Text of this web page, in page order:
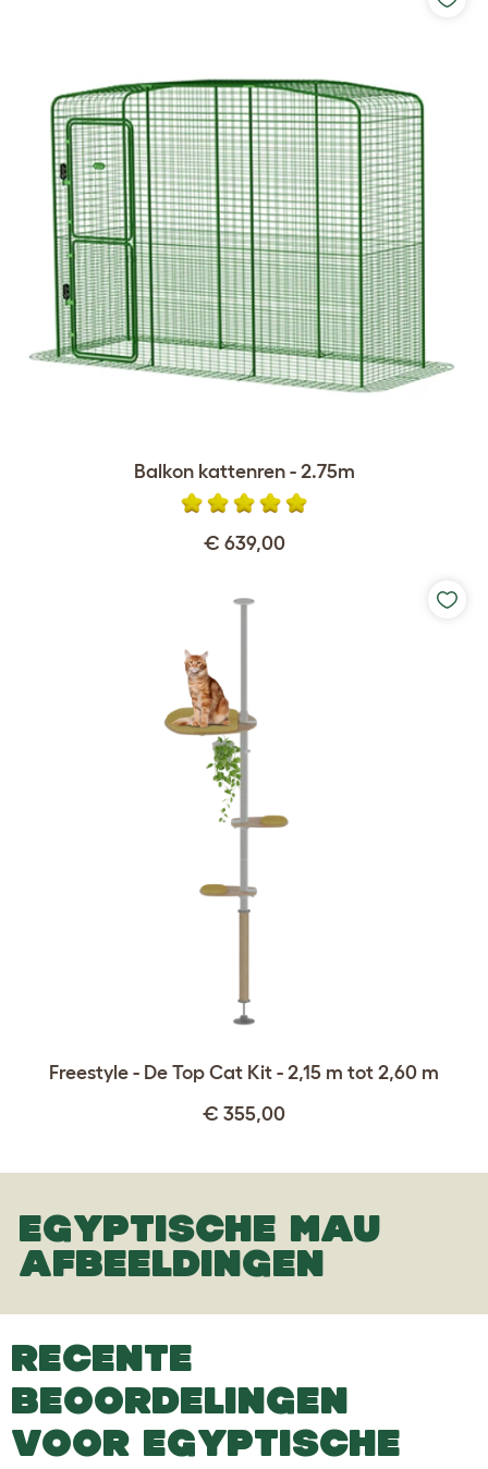
Balkon kattenren - 2.75m
€ 639,00
Freestyle - De Top Cat Kit - 2,15 m tot 2,60 m
€ 355,00
EGYPTISCHE MAU
AFBEELDINGEN
RECENTE
BEOORDELINGEN
VOOR EGYPTISCHE